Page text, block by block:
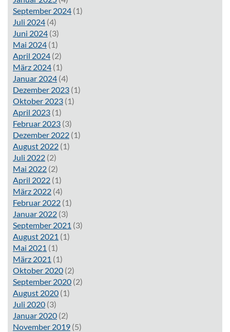
September 2024 (1)
Juli 2024 (4)
Juni 2024 (3)
Mai 2024 (1)
April 2024 (2)
März 2024 (1)
Januar 2024 (4)
Dezember 2023 (1)
Oktober 2023 (1)
April 2023 (1)
Februar 2023 (3)
Dezember 2022 (1)
August 2022 (1)
Juli 2022 (2)
Mai 2022 (2)
April 2022 (1)
März 2022 (4)
Februar 2022 (1)
Januar 2022 (3)
September 2021 (3)
August 2021 (1)
Mai 2021 (1)
März 2021 (1)
Oktober 2020 (2)
September 2020 (2)
August 2020 (1)
Juli 2020 (3)
Januar 2020 (2)
November 2019 (5)